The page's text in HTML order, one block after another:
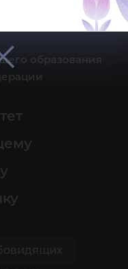
377-000
образования